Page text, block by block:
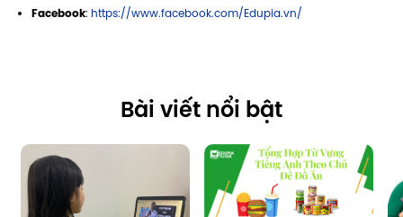
Facebook: https://www.facebook.com/Edupia.vn/
Bài viết nổi bật